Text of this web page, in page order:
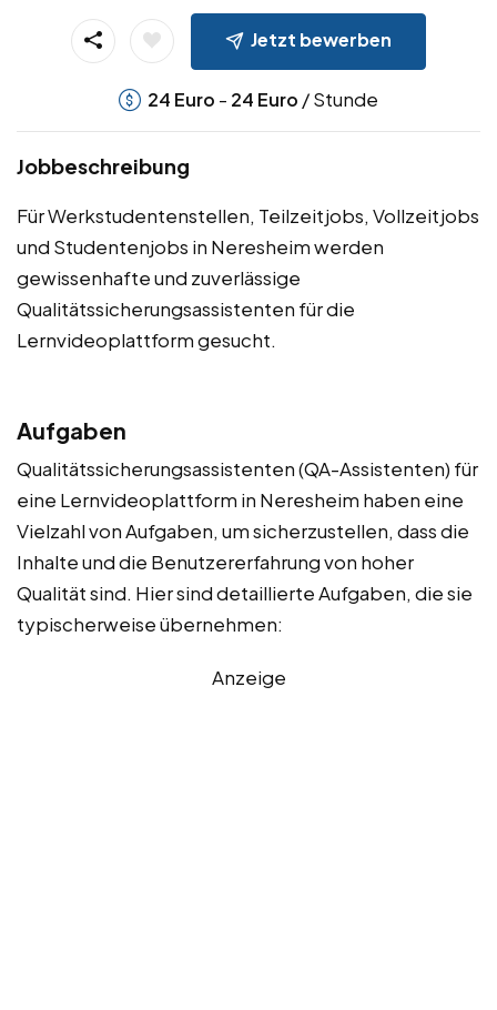
Jetzt bewerben
24 Euro - 24 Euro / Stunde
Jobbeschreibung
Für Werkstudentenstellen, Teilzeitjobs, Vollzeitjobs
und Studentenjobs in Neresheim werden
gewissenhafte und zuverlässige
Qualitätssicherungsassistenten für die
Lernvideoplattform gesucht.
Aufgaben
Qualitätssicherungsassistenten (QA-Assistenten) für
eine Lernvideoplattform in Neresheim haben eine
Vielzahl von Aufgaben, um sicherzustellen, dass die
Inhalte und die Benutzererfahrung von hoher
Qualität sind. Hier sind detaillierte Aufgaben, die sie
typischerweise übernehmen:
Anzeige